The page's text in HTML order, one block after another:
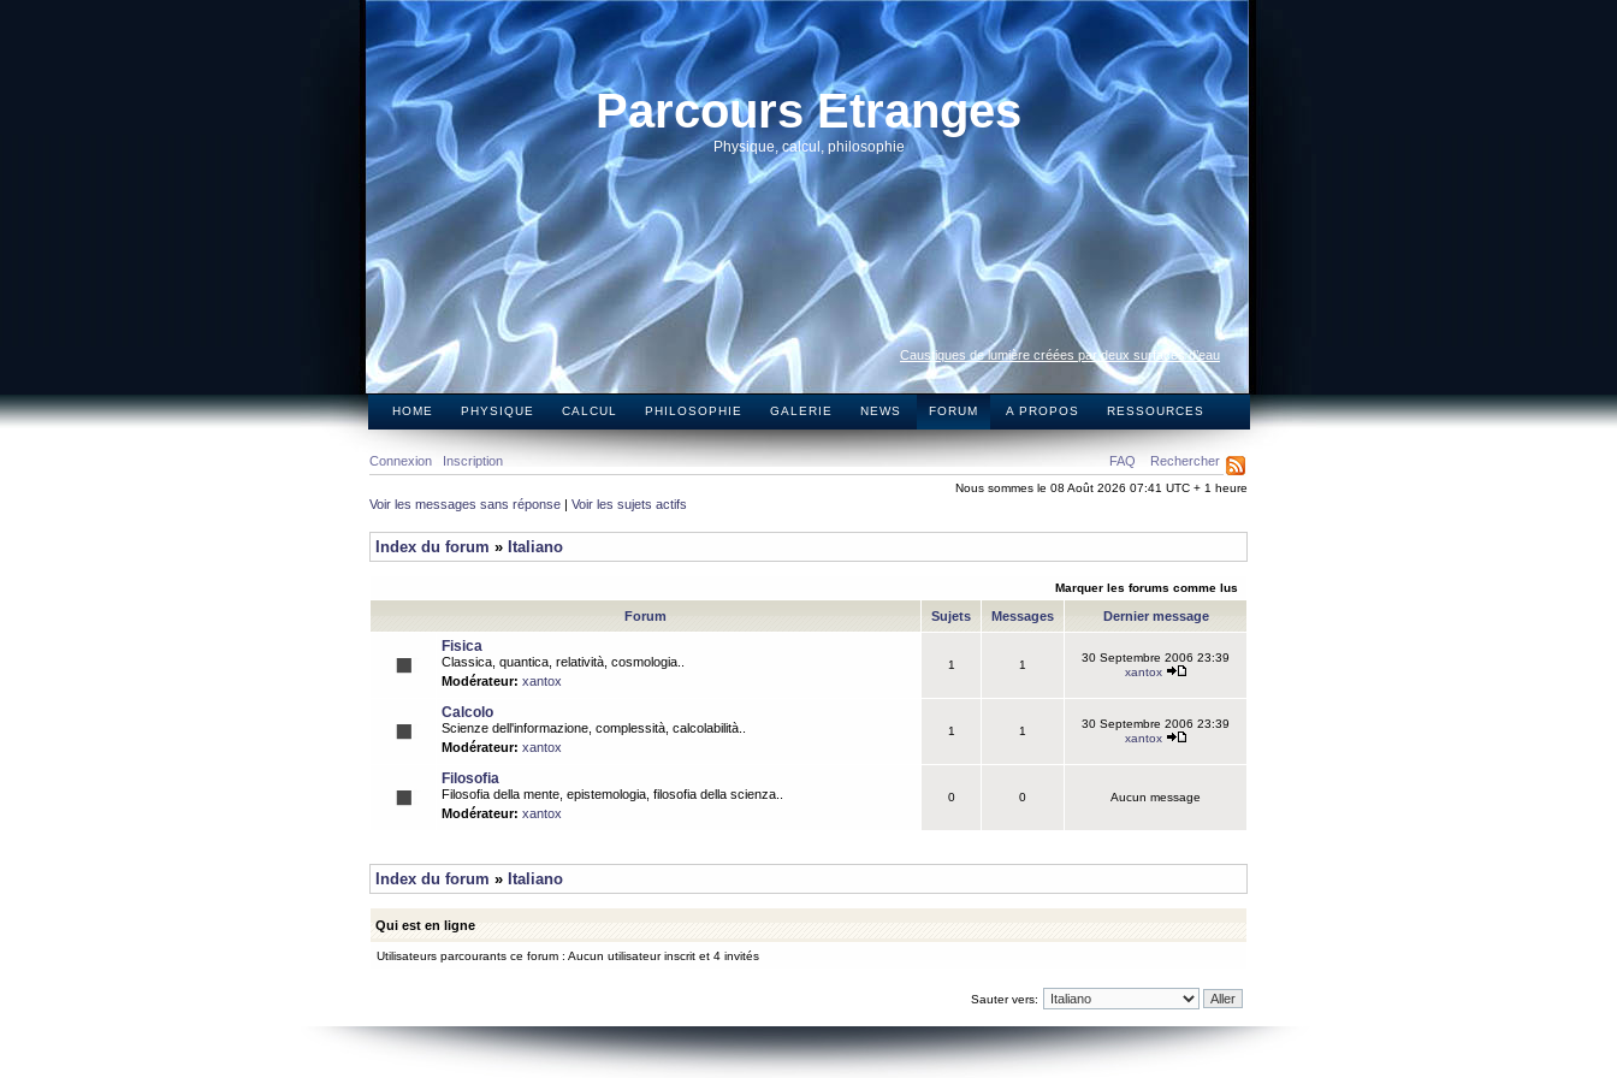
Parcours Etranges
Physique, calcul, philosophie
Caustiques de lumière créées par deux surfaces d’eau
HOME PHYSIQUE CALCUL PHILOSOPHIE GALERIE NEWS FORUM A PROPOS RESSOURCES
FAQ Rechercher
Connexion Inscription
Nous sommes le 08 Août 2026 07:41 UTC + 1 heure
Voir les messages sans réponse | Voir les sujets actifs
Index du forum » Italiano
Marquer les forums comme lus
Forum Sujets Messages Dernier message
Fisica
Classica, quantica, relatività, cosmologia..
Modérateur: xantox
1 1
30 Septembre 2006 23:39
xantox
Calcolo
Scienze dell'informazione, complessità, calcolabilità..
Modérateur: xantox
1 1
30 Septembre 2006 23:39
xantox
Filosofia
Filosofia della mente, epistemologia, filosofia della scienza..
Modérateur: xantox
0 0 Aucun message
Index du forum » Italiano
Qui est en ligne
Utilisateurs parcourants ce forum : Aucun utilisateur inscrit et 4 invités
Sauter vers: